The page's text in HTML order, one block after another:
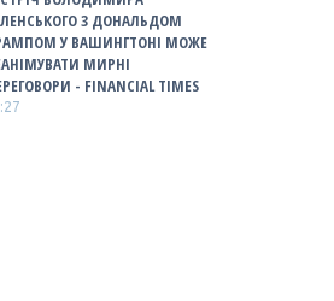
З ДОНАЛЬДОМ
У ВАШИНГТОНІ МОЖЕ
МИРНІ
- FINANCIAL TIMES